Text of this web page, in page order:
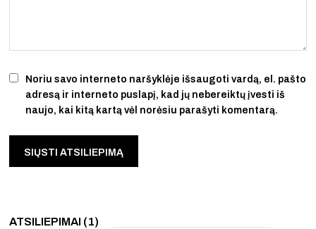
Noriu savo interneto naršyklėje išsaugoti vardą, el. pašto
adresą ir interneto puslapį, kad jų nebereiktų įvesti iš
naujo, kai kitą kartą vėl norėsiu parašyti komentarą.
ATSILIEPIMAI (1)